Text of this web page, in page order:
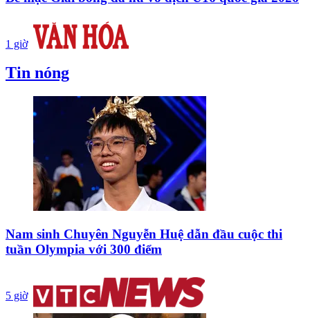
1 giờ
Tin nóng
Nam sinh Chuyên Nguyễn Huệ dẫn đầu cuộc thi
tuần Olympia với 300 điểm
5 giờ